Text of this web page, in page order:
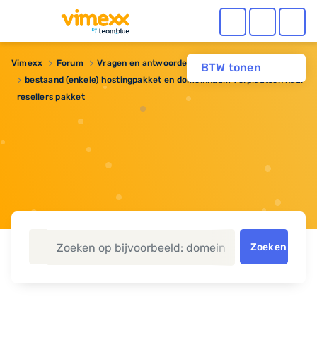
BTW tonen
Vimexx Forum Vragen en antwoorden
Reseller hosting
bestaand (enkele) hostingpakket en domeinnaam verplaatsen naar
resellers pakket
Zoeken